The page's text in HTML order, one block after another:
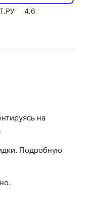
4.6
на
Подробную